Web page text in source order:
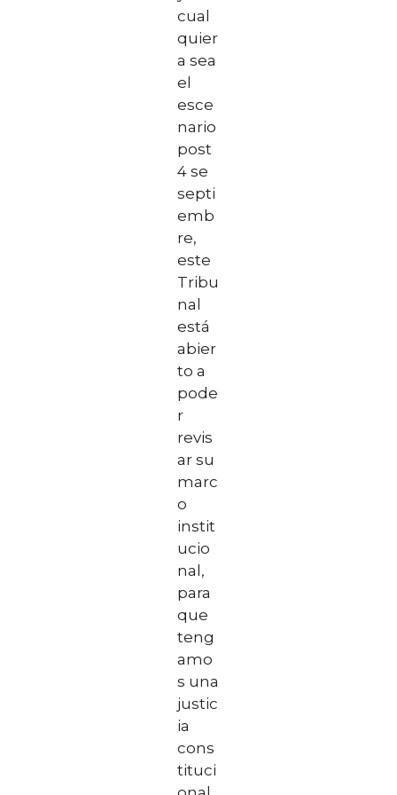
cual
quier
a sea
el
esce
nario
post
4 se
septi
emb
re,
este
Tribu
nal
está
abier
to a
pode
r
revis
ar su
marc
o
instit
ucio
nal,
para
que
teng
amo
s una
justic
ia
cons
tituci